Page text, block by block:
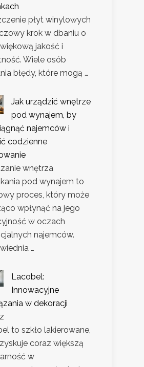
płyt winylowych
krok w dbaniu o
jakość i
Wiele osób
błędy, które mogą …
Jak urządzić wnętrze
pod wynajem, by
najemców i
codzienne
wnętrza
pod wynajem to
proces, który może
wpłynąć na jego
w oczach
najemców.
…
Lacobel:
Innowacyjne
w dekoracji
to szkło lakierowane,
coraz większą
w